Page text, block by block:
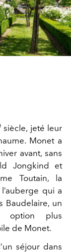
siècle, jeté leur
Monet a
avant, sans
Jongkind et
Toutain, la
qui a
Baudelaire, un
option plus
de Monet.
séjour dans